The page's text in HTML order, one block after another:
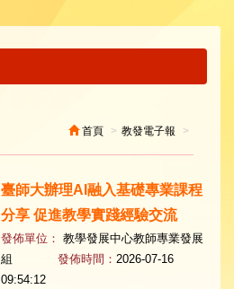
首頁 教發電子報
臺師大辦理AI融入基礎專業課程
分享 促進教學實踐經驗交流
發佈單位： 教學發展中心教師專業發展
組
發佈時間： 2026-07-16
09:54:12